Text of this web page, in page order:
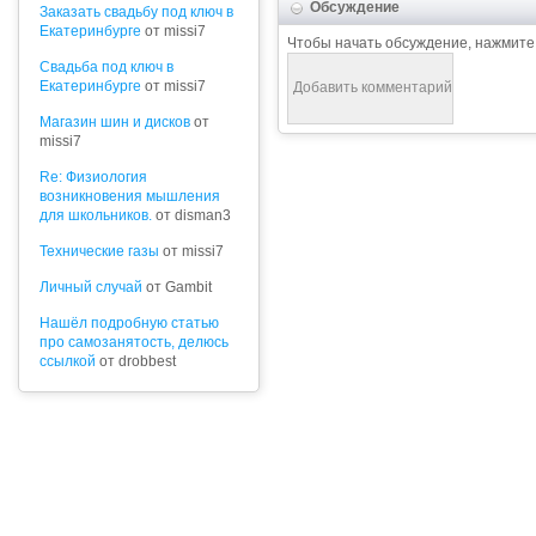
Заказать свадьбу под ключ в
Екатеринбурге от missi7
Cвадьба под ключ в
Екатеринбурге от missi7
Магазин шин и дисков от
missi7
Re: Физиология
возникновения мышления
для школьников. от disman3
Технические газы от missi7
Личный случай от Gambit
Нашёл подробную статью
про самозанятость, делюсь
ссылкой от drobbest
Обсуждение
Чтобы начать обсуждение, нажмите